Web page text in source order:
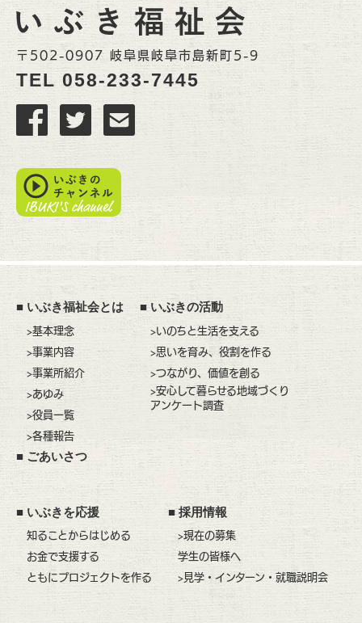
〒502-0907 岐阜県岐阜市島新町5-9
TEL 058-233-7445
■ いぶき福祉会とは
>基本理念
>事業内容
>事業所紹介
>あゆみ
>役員一覧
>各種報告
■ごあいさつ
■いぶきの活動
>いのちと生活を支える
>思いを育み、役割を作る
>つながり、価値を創る
>安心して暮らせる地域づくり
アンケート調査
■いぶきを応援
知ることからはじめる
お金で支援する
ともにプロジェクトを作る
■採用情報
>現在の募集
学生の皆様へ
>見学・インターン・就職説明会